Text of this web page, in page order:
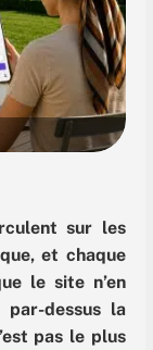
sur les
et chaque
le site n’en
par-dessus la
pas le plus